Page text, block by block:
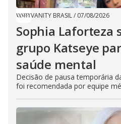
VANITY BRASIL/ 07/08/2026
Sophia Laforteza
grupo Katseye
saúde mental
Decisão de pausa temporária
foi recomendada por equipe